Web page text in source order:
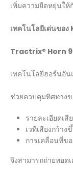
เพิ่มความยืดหยุ่นให้
เทคโนโลยีเด่นของ
Tractrix® Horn
เทคโนโลยีฮอร์นอั
ช่วยควบคุมทิศทางข
รายละเอียดเสี
เวทีเสียงกว้าง
การเคลื่อนที่ข
จึงสามารถถ่ายทอด